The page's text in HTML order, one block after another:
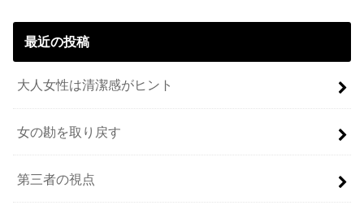
最近の投稿
大人女性は清潔感がヒント
女の勘を取り戻す
第三者の視点